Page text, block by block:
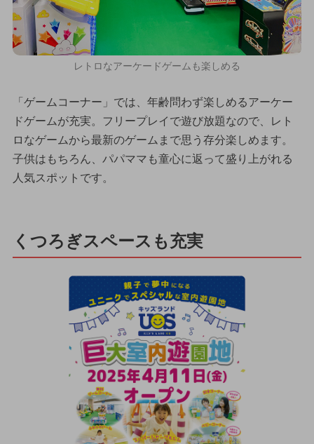
レトロなアーケードゲームも楽しめる
「ゲームコーナー」では、年齢問わず楽しめるアーケー
ドゲームが充実。フリープレイで遊び放題なので、レト
ロなゲームから最新のゲームまで思う存分楽しめます。
子供はもちろん、パパママも童心に返って盛り上がれる
人気スポットです。
くつろぎスペースも充実